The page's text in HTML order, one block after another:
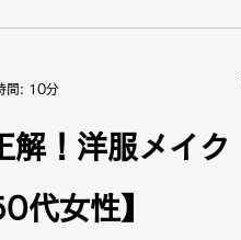
解！洋服メイク
代女性】
間: 10分